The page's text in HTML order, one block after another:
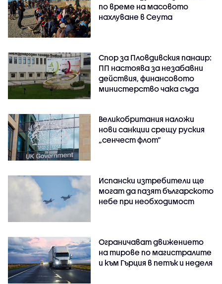
по време на масовото
нахлуване в Сеута
Спор за Пловдивския панаир:
ПП настоява за незабавни
действия, финансовото
министерство чака съда
Великобритания наложи
нови санкции срещу руския
„сенчест флот“
Испански изтребители ще
могат да пазят българското
небе при необходимост
Ограничават движението
на тирове по магистралите
и към Гърция в петък и неделя